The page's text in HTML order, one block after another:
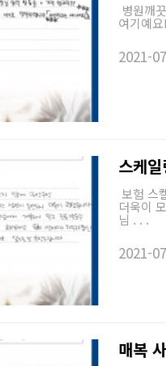
병원깨
여기예
2021-
스케
보험 스
더욱이
님 . . .
2021-
매복